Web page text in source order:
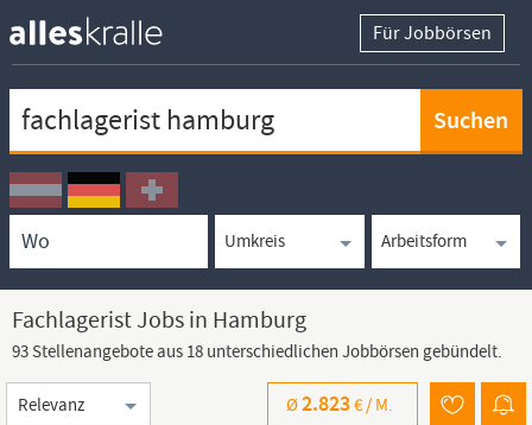
Für Jobbörsen
Ortssuche
Umkreissuche
Arbeitsform
Fachlagerist Jobs in Hamburg
93 Stellenangebote aus 18 unterschiedlichen Jobbörsen gebündelt.
Sortierung
Ø2.823€ / M.